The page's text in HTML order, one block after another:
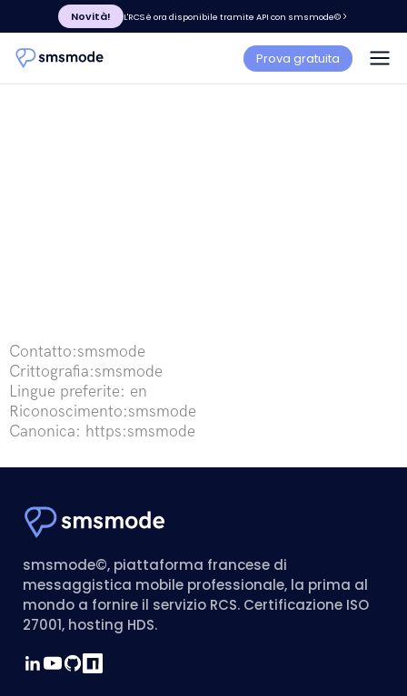
Novità! L'RCS è ora disponibile tramite API con smsmode©
Prova gratuita
Contatto:smsmode
Crittografia:smsmode
Lingue preferite: en
Riconoscimento:smsmode
Canonica: https:smsmode
smsmode©, piattaforma francese di
messaggistica mobile professionale, la prima al
mondo a fornire il servizio RCS. Certificazione ISO
27001, hosting HDS.